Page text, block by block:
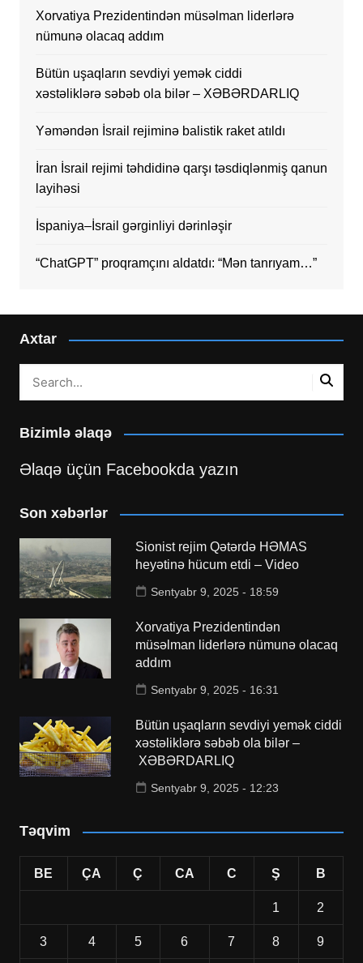
Xorvatiya Prezidentindən müsəlman liderlərə
nümunə olacaq addım
Bütün uşaqların sevdiyi yemək ciddi
xəstəliklərə səbəb ola bilər – XƏBƏRDARLIQ
Yəməndən İsrail rejiminə balistik raket atıldı
İran İsrail rejimi təhdidinə qarşı təsdiqlənmiş qanun
layihəsi
İspaniya–İsrail gərginliyi dərinləşir
“ChatGPT” proqramçını aldatdı: “Mən tanrıyam…”
Axtar
Bizimlə əlaqə
Əlaqə üçün Facebookda yazın
Son xəbərlər
Sionist rejim Qətərdə HƏMAS
heyətinə hücum etdi – Video
Sentyabr 9, 2025 - 18:59
Xorvatiya Prezidentindən
müsəlman liderlərə nümunə olacaq
addım
Sentyabr 9, 2025 - 16:31
Bütün uşaqların sevdiyi yemək ciddi
xəstəliklərə səbəb ola bilər –
XƏBƏRDARLIQ
Sentyabr 9, 2025 - 12:23
Təqvim
BE ÇA Ç CA C Ş B
1 2
3 4 5 6 7 8 9